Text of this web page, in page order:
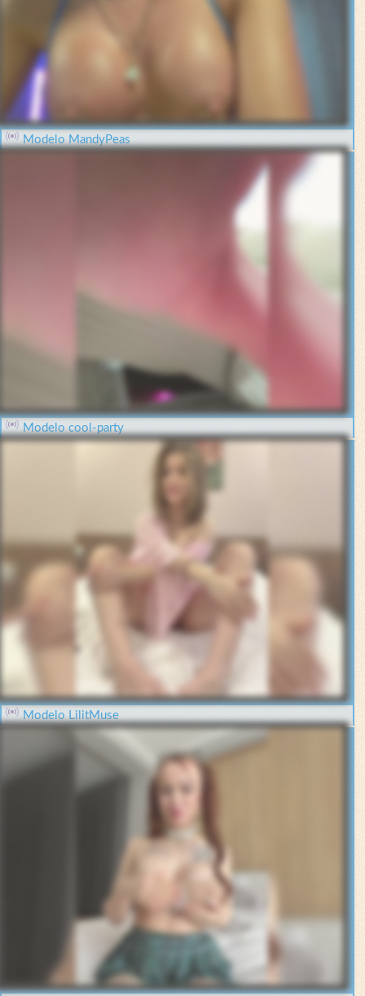
Modelo MandyPeas
Modelo cool-party
Modelo LilitMuse